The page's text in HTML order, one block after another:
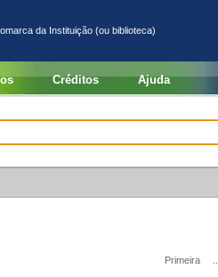
da Instituição (ou biblioteca)
Créditos Ajuda
Primeira